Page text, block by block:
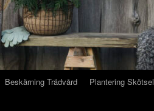
Beskärning Trädvård Plantering Skötsel